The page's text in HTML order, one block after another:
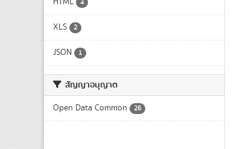
4
XLS 2
JSON 1
สัญญาอนุญาต
Open Data Common 26